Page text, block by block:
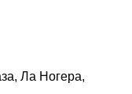
Ла Ногера,